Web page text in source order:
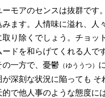
ーモアのセンスは抜群です
みます。人情味に溢れ、人
取り除くでしょう。チョッ
ードを和らげてくれる人で
の一方で、憂鬱 （ゆううつ）
が深刻な状況に陥っても
的で他人事のような態度に